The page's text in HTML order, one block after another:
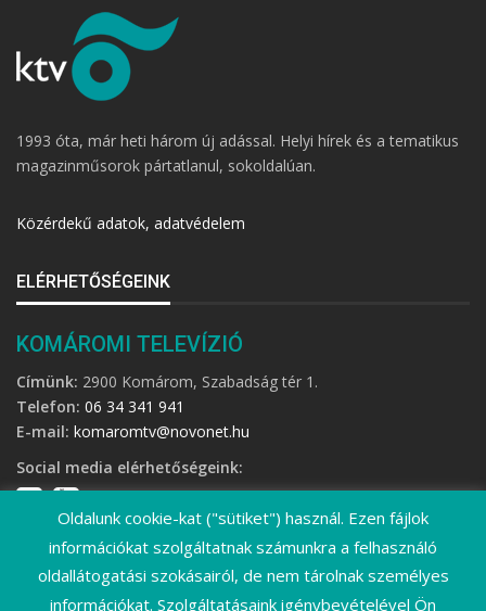
1993 óta, már heti három új adással. Helyi hírek és a tematikus
magazinműsorok pártatlanul, sokoldalúan.
Közérdekű adatok, adatvédelem
ELÉRHETŐSÉGEINK
KOMÁROMI TELEVÍZIÓ
Címünk: 2900 Komárom, Szabadság tér 1.
Telefon: 06 34 341 941
E-mail: komaromtv@novonet.hu
Social media elérhetőségeink:
Oldalunk cookie-kat ("sütiket") használ. Ezen fájlok
információkat szolgáltatnak számunkra a felhasználó
oldallátogatási szokásairól, de nem tárolnak személyes
információkat. Szolgáltatásaink igénybevételével Ön